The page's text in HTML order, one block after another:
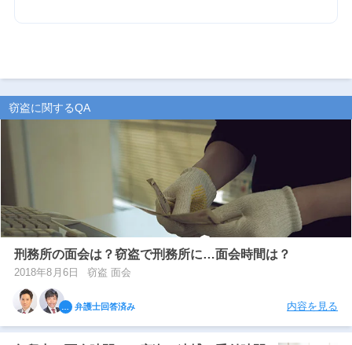
窃盗に関するQA
刑務所の面会は？窃盗で刑務所に…面会時間は？
2018年8月6日 窃盗 面会
弁護士回答済み 内容を見る